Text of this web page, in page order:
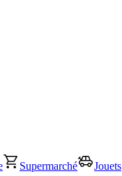
Supermarché Jouets